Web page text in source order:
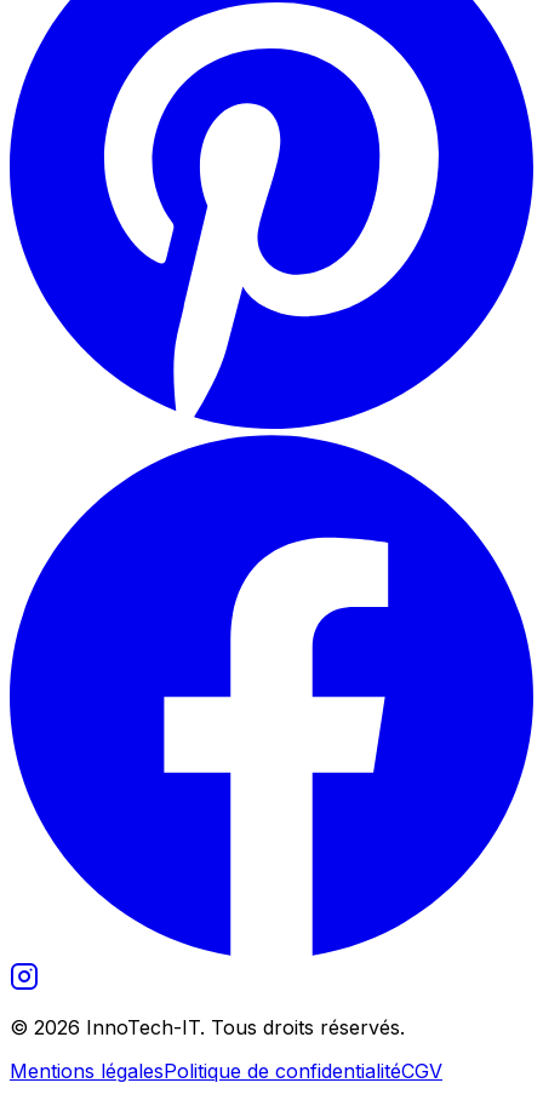
© 2026 InnoTech-IT. Tous droits réservés.
Mentions légalesPolitique de confidentialitéCGV